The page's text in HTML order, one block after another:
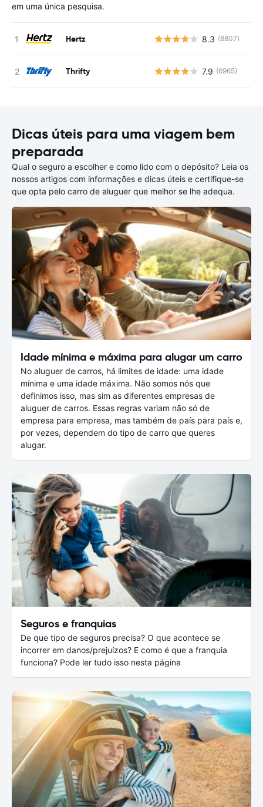
em uma única pesquisa.
Hertz 8.3 (8807)
Thrifty 7.9 (6965)
Dicas úteis para uma viagem bem
preparada
Qual o seguro a escolher e como lido com o depósito? Leia os
nossos artigos com informações e dicas úteis e certifique-se
que opta pelo carro de aluguer que melhor se lhe adequa.
Idade mínima e máxima para alugar um carro
No aluguer de carros, há limites de idade: uma idade
mínima e uma idade máxima. Não somos nós que
definimos isso, mas sim as diferentes empresas de
aluguer de carros. Essas regras variam não só de
empresa para empresa, mas também de país para país e,
por vezes, dependem do tipo de carro que queres
alugar.
Seguros e franquias
De que tipo de seguros precisa? O que acontece se
incorrer em danos/prejuízos? E como é que a franquia
funciona? Pode ler tudo isso nesta página